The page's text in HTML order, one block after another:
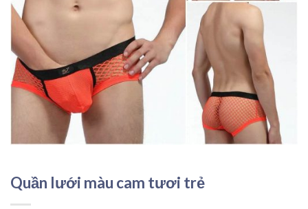
Quần lưới màu cam tươi trẻ